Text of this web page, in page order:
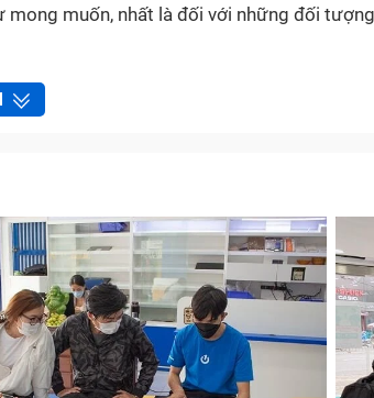
muốn, nhất là đối với những đối tượng
cao quận Bình Thạnh
máy cũ như thế nào?
thái, tình trạng khác nhau, vì thế để có
hàng, các nhân viên sẽ phải thực hiện